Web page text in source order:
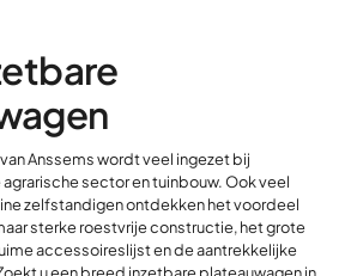
Anssems wordt veel ingezet bij
sector en tuinbouw. Ook veel
zelfstandigen ontdekken het voordeel
sterke roestvrije constructie, het grote
accessoireslijst en de aantrekkelijke
u een breed inzetbare plateauwagen in